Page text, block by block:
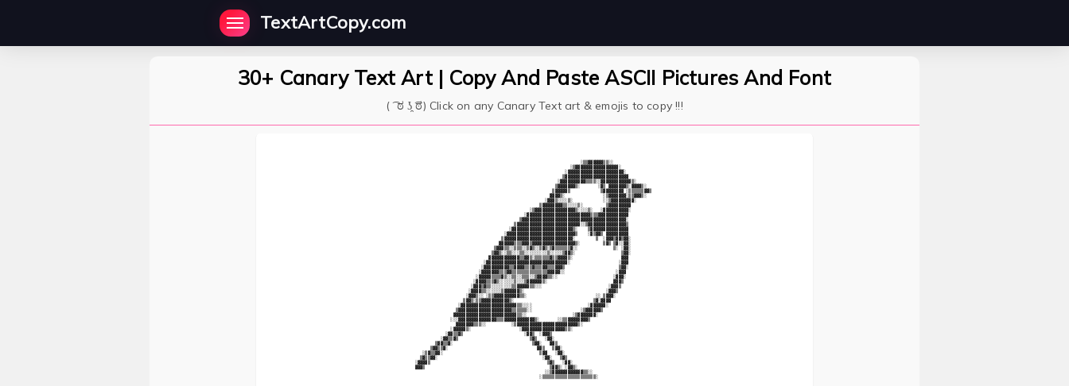
TextArtCopy.com
30+ Canary Text Art | Copy And Paste ASCII Pictures And Font
( ͡ ಠ ʖ̯ ͡ಠ) Click on any Canary Text art & emojis to copy !!!
                                                                 ░▒▒▓▓▓▓▓▓▒▒░░
                                                             ░▒▓▓▓▓▓▓▓▓▓▓▓▓▓▓▓▓▓░
                                                           ░▓▓▓▓▓▓▓▓▓▓▓▓▓▓▓▓▓▓▓▓▓▓░
                                                          ▒▓▓▓▓▓▓▓▓▓▓▓▓▓▓▓▓▓▓▓▓▓▓▓▓▓
                                                        ░▓▓▓▓▓▓▓▓▓▓▒▒▒▒░░▓▓▓▓▓▓▓▓▓▓▓▓▒░
                                                       ▒▓▓▓▓▓▓▓▒░       ░▓▒ ▓▓▓▓▓▓▓▒░▓▓▓▓▒░
                                                      ▒▓▓▓▓▓▒            ▒▓▓▓▓▓▓▓▓ ░▒▒▒▒▒▒▓▓▒
                                                     ▓▓▓▓▒░               ░▒▓▓▓▓▓▓▓░▒▒▓▓▓▒░
                                                   ░▓▓▓▒░░░░▒░            ░░▒▓▓▓▓▓▓▓▓▓░
                                                 ▒▓▓▓▓▓▓▓▓▒▒░░░░▒░         ▒▓▓▓▓▓▓▓▓▓
                                             ░▒▓▓▓▓▓▓▓▓▓▓▓▓▓▓▓▓▒░░░░▒░   ░▓▓▓▓▓▓▓▓▓▓░
                                           ░▓▓▓▓▓▓▓▓▓▓▓▓▓▓▓▓▓▓▓▓▓▓▓▓▓▒▒▒▓▓▓▓▓▓▓▓▓▓▓▓
                                         ▒▓▓▓▓▓▓▓▓▓▓▓▓▓▓▓▓▓▓▓▓▓▓▓▓▓▓▓▓▓▓▓▓▓▓▓▓▓▓▓▓▓░
                                       ▒▓▓▓▓▓▓▓▓▓▓▓▓▓▓▓▓▓▓▓▓▓▓▓▓▓░░▒▓▓▓▓▓▓▓▓▓▓▓▓▓▓▓▒
                                     ░▓▓▓▓▓▓▓▓▓▓▓▓▓▓▓▓▓▓▓▓▓▓▓▓▒░    ▒▓▓▓▓▓▓▓▓▓▓▓▓▓▓▓
                                   ░▓▓▓▓▓▓▓▓▓▓▓▓▓▓▓▓▓▓▓▓▓▓▓▓▓▓▓▒    ░▓▒▓▓▒ ▓▓▓▓▓▓▓▓▓
                                  ▒▓▓▓▓▓▓▓▓▓▓▓▓▓▓▓▓▓▓▓▓▓▓▓▓▓▓▓░        ▒  ░▓▓▓▒▓▓▒▓▓░
                                 ▓▓▓▓▓▓▒▒▒▓▓▓▒▓▓▓▓▓▓▓▓▓▓▓▓▓▓▓▓▓▒░         ▒▓▒ ▒▓░░▓▓░
                               ▒▓▓▓▒▒░░▒▒▒░░▒▓▒░░▒▓▒░▒▓▒▒▒▒▒▒▓░░              ▒░ ░▓▓░
                              ▒▓▓▒░░▒▒░░░▒▒░░░░░░░░░▒░░░░░▒▓▓▒░                  ▒▓▓░
                             ▓▓▓▓▓▓▓▓▓▓▓▓▒▒▓▓▒░▒▒▒▒▒▒▓▒▒▓▓▓▓▒░                   ▓▓▓
                           ░▓▓▓▓▓▓▓▓▓▓▓▓▓▓▓▓▓▓▓▓▓▓▓▓▓▓▓▓▓▓▓▓░                   ░▓▓▓
                          ░▓▓▓▓▓▓▓▓▓▓▒▒▓▓▓▓▒▒▒▓▒▒▒▓▓▒▒▒▓▓▓▒                     ▒▓▓░
                         ░▓▓▓▓▓▓▓▒▒▒▓▓▒▒▒▒▒▒▒▒▒▒▒▒▒▒▓▓▓▓▓░░                    ░▓▓▓
                        ░▓▓▓▓▓▒▒▒▒▓▒░░▒▒░░▒▒▒░░▒▓▓▓▓▒▒░░                      ░▓▓▓░
                       ░▓▓▓▓▒▒▒▓▒░░░░░░▒░░░▒▓▓▓▓▓▓▒░                          ▓▓▓▒
                      ░▓▓▓▒▓▒▒░░░░░░░░▒▒▓▓▓▓▓▒▒░░░                          ░▓▓▓▒
                     ░▓▓▓▓▒▒░░░░░░▒▓▓▓▓▓▓▒░                                ░▓▓▓▒
                    ░▓▓▓▒░░ ░▒▒▓▓▓▓▓▓▓▓▓▓▒▒░                           ░░ ▒▓▓▓░
                   ▒▓▓▒░▒▒▓▓▓▓▓▓▓▓▓▓▓▒░                               ▒▓░▓▓▓▓
                 ░▓▓▓▓▓▓▓▓▓▓▓▓▓▓▓▓▓▓▓▓▓▓▒▒░░░░                      ░▓▓▓▓▓▓░
                ▒▓▓▓▓▓▓▓▓▓▓▓▓▓▓▓▓▓▓▓▓▓▒▒▒▒▒▒░░                   ░▒▓▓▓▓▓▓▒
               ▓▓▓▓▓▓▓▓▓▓▓▓▓▓▓▓▓▓▓▓▓▓▓▓▓▒▒░░                  ░▒▓▓▓▓▓▓▓░
              ░░░▓▓▓▓▓▓▓▓▓▓▓▓▓▓▓▒▒▒▓▓▓▓▓▓▓▓▓▓▓▓▒░       ░░▒▒▓▓▓▓▓▓▓▓▒
                ▓▓▓▓▓▓▓▒▒▒░░          ░▒▓▓▓▓▓▓▓▓▓▓▓▓▓▓▓▓▓▓▓▓▓▓▓▓▒░
              ░▓▓▓▓▓▒░                   ░▓▓▓▓▓▓▓▓▓▓▓▓▓▓▓▓▓▒▒░
            ░▓▓▒▒▓▒                        ░▓▓▒  ░▓▓▓▒
          ░▓▓▒▒▓▒                            ▒▓▒   ░▓▓░
        ▒▓▓▒▒▓░                               ▒▓▓░   ▓▓▒
      ▒▓▓▒▒▓░                                   ▓▓▒   ▒▓▓░
   ░▒▓▒▒▓▓░                                      ▒▓▓   ░▓▓░
  ▒▓▒▒▓▓░                                         ░▓▓░   ▒▓▒
░▓▓▓▓▒                                              ▒▓▒   ░▓▓░
▓▓▓▒                                                 ▒▓▓▒░ ░▓▓▒░
                                                   ░░▒▓▓▓▓▓▓▓▓▓▓▓▓▒▒░░
                                                 ░▒▒▒▒▒▒▒▒▒▒▒▒▒▒▒▒▒▒▒▒▒░